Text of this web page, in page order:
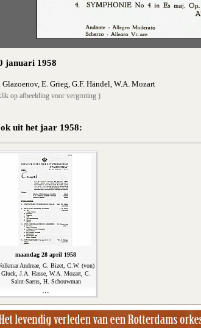
januari 1958
Glazoenov, E. Grieg, G.F. Händel, W.A. Mozart
op afbeelding voor vergroting )
uit het jaar 1958:
maandag 28 april 1958
Andreae, G. Bizet, C.W. (von)
Gluck, J.A. Hasse, W.A. Mozart, C.
Saint-Saens, H. Schouwman